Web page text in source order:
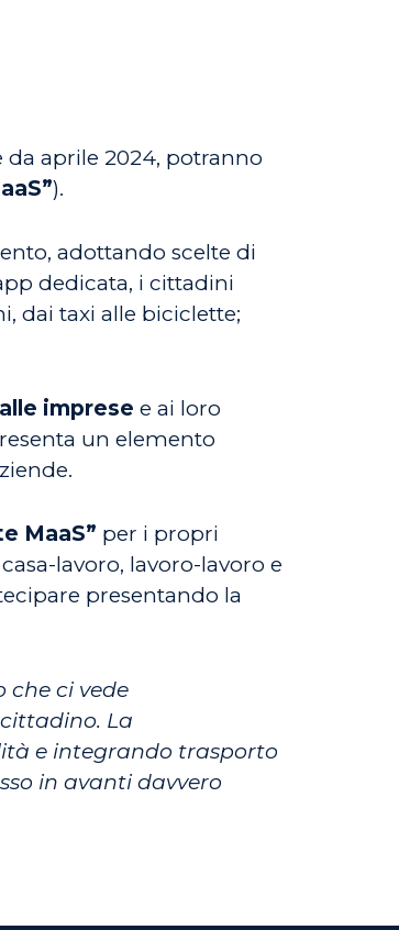
da aprile 2024, potranno
).
adottando scelte di
dedicata, i cittadini
dai taxi alle biciclette;
imprese e ai loro
un elemento
MaaS” per i propri
lavoro, lavoro-lavoro e
presentando la
che ci vede
La
e integrando trasporto
in avanti davvero